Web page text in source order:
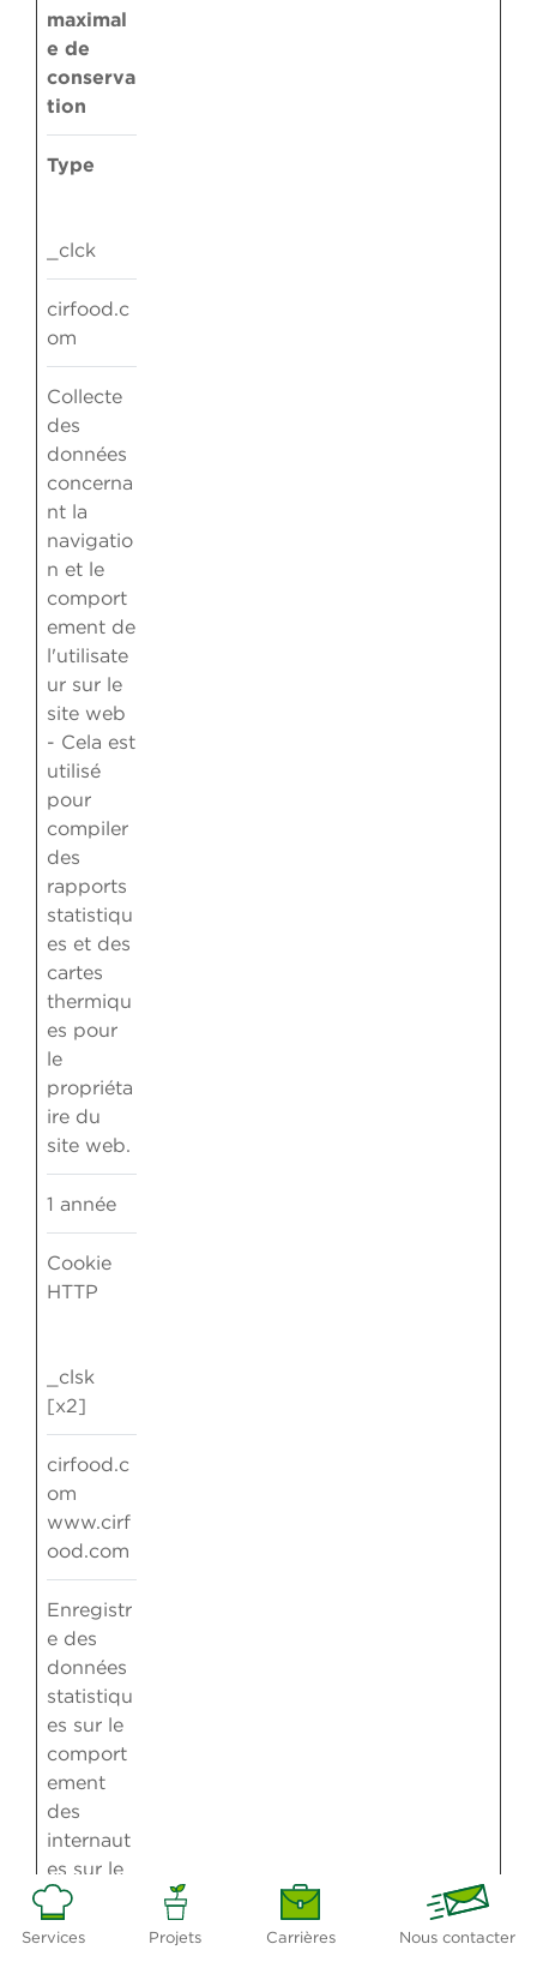
Services Projets Carrières Nous contacter
maximal
e de
conserva
tion
Type
_clck
cirfood.c
om
Collecte
des
données
concerna
nt la
navigatio
n et le
comport
ement de
l'utilisate
ur sur le
site web
- Cela est
utilisé
pour
compiler
des
rapports
statistiqu
es et des
cartes
thermiqu
es pour
le
propriéta
ire du
site web.
1 année
Cookie
HTTP
_clsk
[x2]
cirfood.c
om
www.cirf
ood.com
Enregistr
e des
données
statistiqu
es sur le
comport
ement
des
internaut
es sur le
site web.
Utilisé